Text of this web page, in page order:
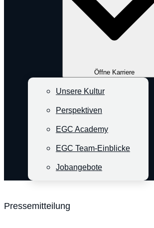
Öffne Karriere
Unsere Kultur
Perspektiven
EGC Academy
EGC Team-Einblicke
Jobangebote
Pressemitteilung